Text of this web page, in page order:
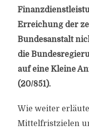
Erreichung der
Bundesanstalt
die
auf eine Kleine
(20/851).
Wie weiter
Mittelfristzielen